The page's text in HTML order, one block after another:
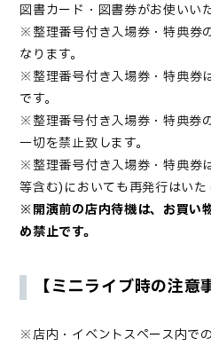
図書カード・図書券がお使いい
※整理番号付き入場券 ・特典券
なります。
※整理番号付き入場券 ・特典券
です。
※整理番号付き入場券・特典券
一切を禁止致します。
※整理番号付き入場券 ・特典券
等含む)においても再発行はいた
※開演前の店内待機は、お買い
め禁止です。
【ミニライブ時の注意
※店内・イベントスペース内で